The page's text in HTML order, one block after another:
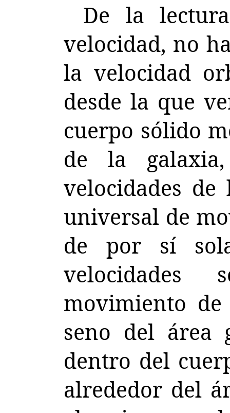
De la
velocidad, no
la velocidad
desde la que
cuerpo sólido
de la
velocidades de
universal de
de por sí
velocidades
movimiento de
seno del área
dentro del
alrededor del